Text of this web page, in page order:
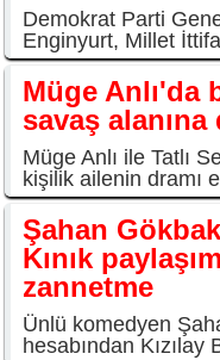
Demokrat Parti
Enginyurt, Millet
Müge Anlı'da
savaş
Müge Anlı ile Tatlı
kişilik ailenin dramı
Şahan
Kınık
zannetme
Ünlü komedyen
hesabından Kızılay